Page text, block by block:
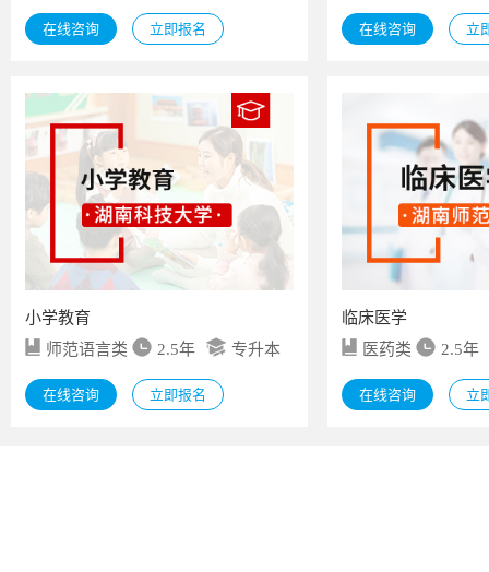
在线咨询 立即报名 在线咨询 立
小学教育
师范语言类
2.5年 专升本
在线咨询 立即报名
临床医学
医药类
2.5年
在线咨询 立